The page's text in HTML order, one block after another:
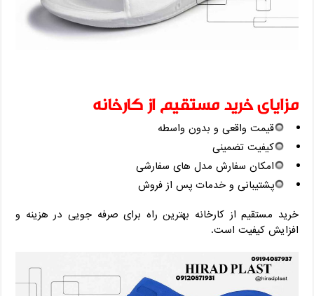
مزایای خرید مستقیم از کارخانه
قیمت واقعی و بدون واسطه
کیفیت تضمینی
امکان سفارش مدل ‌های سفارشی
پشتیبانی و خدمات پس از فروش
خرید مستقیم از کارخانه بهترین راه برای صرفه ‌جویی در هزینه و
افزایش کیفیت است.